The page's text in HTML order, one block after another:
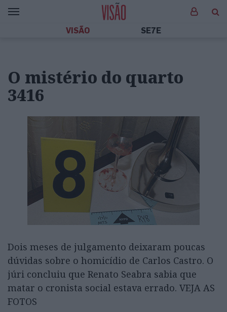
VISÃO SE7E
O mistério do quarto
3416
Dois meses de julgamento deixaram poucas
dúvidas sobre o homicídio de Carlos Castro. O
júri concluiu que Renato Seabra sabia que
matar o cronista social estava errado. VEJA AS
FOTOS